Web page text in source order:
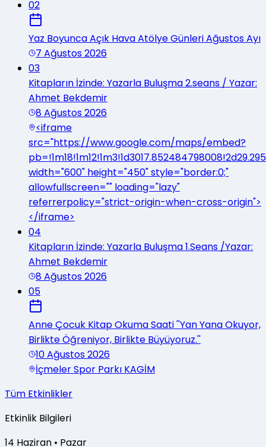
02
Yaz Boyunca Açık Hava Atölye Günleri Ağustos Ayı
7 Ağustos 2026
03
Kitapların İzinde: Yazarla Buluşma 2.seans / Yazar:
Ahmet Bekdemir
8 Ağustos 2026
<iframe
src="https://www.google.com/maps/embed?
width="600" height="450" style="border:0;"
allowfullscreen="" loading="lazy"
referrerpolicy="strict-origin-when-cross-origin">
</iframe>
04
Kitapların İzinde: Yazarla Buluşma 1.Seans /Yazar:
Ahmet Bekdemir
8 Ağustos 2026
05
Anne Çocuk Kitap Okuma Saati ''Yan Yana Okuyor,
Birlikte Öğreniyor, Birlikte Büyüyoruz.''
10 Ağustos 2026
İçmeler Spor Parkı KAGİM
Tüm Etkinlikler
Etkinlik Bilgileri
14 Haziran • Pazar